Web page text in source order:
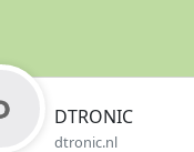
DTRONIC
dtronic.nl